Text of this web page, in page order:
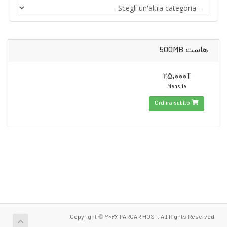
هاست 500MB
25,000T
Mensile
Copyright © 2026 PARGAR HOST. All Rights Reserved.